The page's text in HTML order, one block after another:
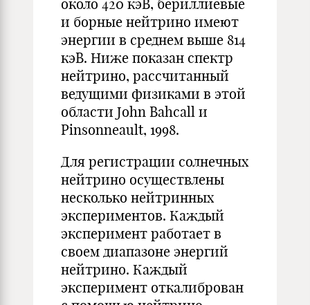
около 420 кэВ, бериллиевые
и борные нейтрино имеют
энергии в среднем выше 814
кэВ. Ниже показан спектр
нейтрино, рассчитанный
ведущими физиками в этой
области John Bahcall и
Pinsonneault, 1998.
Для регистрации солнечных
нейтрино осуществлены
несколько нейтринных
экспериментов. Каждый
эксперимент работает в
своем диапазоне энергий
нейтрино. Каждый
эксперимент откалиброван